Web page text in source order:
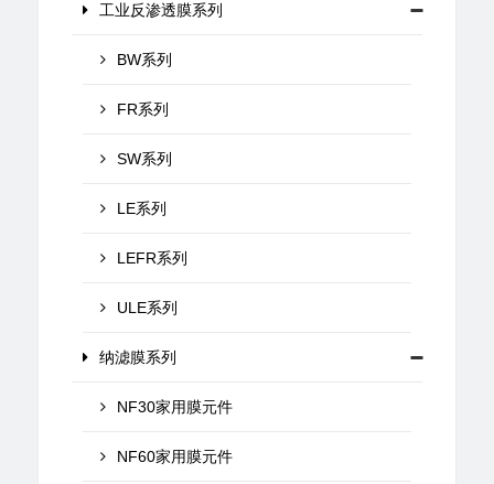
工业反渗透膜系列
BW系列
FR系列
SW系列
LE系列
LEFR系列
ULE系列
纳滤膜系列
NF30家用膜元件
NF60家用膜元件